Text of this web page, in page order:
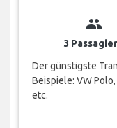
group
3
Der günstigste
Beispiele: VW
etc.